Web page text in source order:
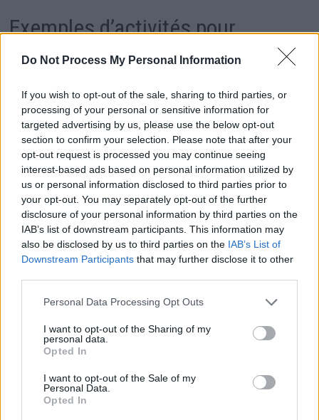
Do Not Process My Personal Information
If you wish to opt-out of the sale, sharing to third parties, or
processing of your personal or sensitive information for
targeted advertising by us, please use the below opt-out
section to confirm your selection. Please note that after your
opt-out request is processed you may continue seeing
interest-based ads based on personal information utilized by
us or personal information disclosed to third parties prior to
your opt-out. You may separately opt-out of the further
disclosure of your personal information by third parties on the
IAB’s list of downstream participants. This information may
also be disclosed by us to third parties on the IAB’s List of
Downstream Participants that may further disclose it to other
Personal Data Processing Opt Outs
I want to opt-out of the Sharing of my
personal data.
Opted In
I want to opt-out of the Sale of my
Personal Data.
Opted In
Exemples d’activités pour
apprendre les gestes écolos aux
Ateliers de tri des déchets
Organisez une activité pratique où les enfants trient
différents déchets recyclables et non-recyclables.
Expliquez-leur le cycle de vie des objets et l’importance
de recycler pour préserver la planète.
Journée sans plastique
produit en plastique à usage unique. Encouragez-les à
utiliser des gourdes, des boîtes réutilisables ou des sacs
en tissu. Cela leur permet de prendre conscience de
l’impact du plastique sur l’environnement.